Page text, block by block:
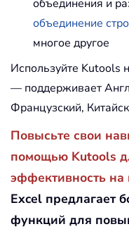
объединения и
объединение
многое другое
Используйте Kutools
— поддерживает
Французский,
Повысьте свои
помощью Kutools
эффективность на
Excel предлагает
функций для